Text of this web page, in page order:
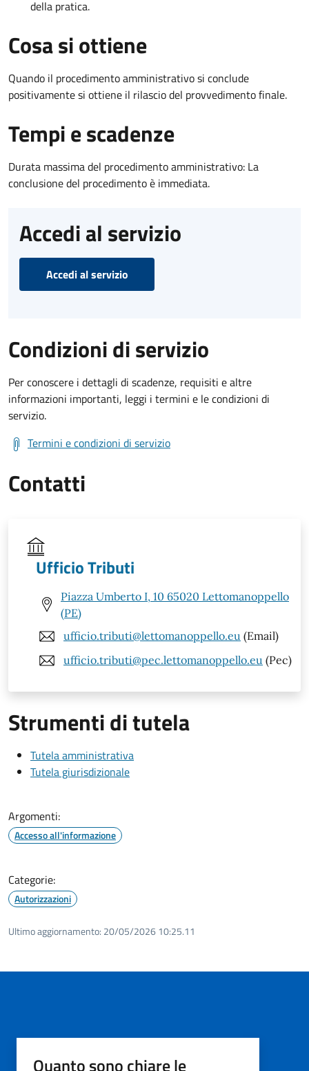
della pratica.
Cosa si ottiene
Quando il procedimento amministrativo si conclude
positivamente si ottiene il rilascio del provvedimento finale.
Tempi e scadenze
Durata massima del procedimento amministrativo: La
conclusione del procedimento è immediata.
Accedi al servizio
Accedi al servizio
Condizioni di servizio
Per conoscere i dettagli di scadenze, requisiti e altre
informazioni importanti, leggi i termini e le condizioni di
servizio.
Termini e condizioni di servizio
Contatti
Ufficio Tributi
Piazza Umberto I, 10 65020 Lettomanoppello
(PE)
ufficio.tributi@lettomanoppello.eu (Email)
ufficio.tributi@pec.lettomanoppello.eu (Pec)
Strumenti di tutela
Tutela amministrativa
Tutela giurisdizionale
Argomenti:
Accesso all'informazione
Categorie:
Autorizzazioni
Ultimo aggiornamento: 20/05/2026 10:25.11
Quanto sono chiare le